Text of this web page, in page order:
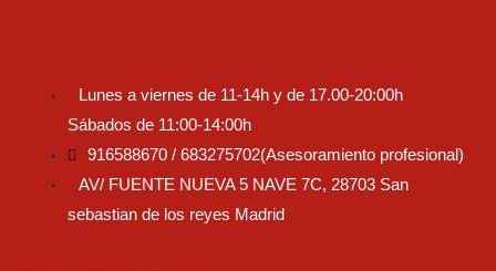
Lunes a viernes de 11-14h y de 17.00-20:00h
Sábados de 11:00-14:00h
916588670 / 683275702(Asesoramiento profesional)
AV/ FUENTE NUEVA 5 NAVE 7C, 28703 San
sebastian de los reyes Madrid